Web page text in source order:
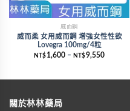
威而鋼
威而柔 女用威而鋼 增強女性性欲
Lovegra 100mg/4粒
NT$ 1,600 – NT$9,550
關於林林藥局